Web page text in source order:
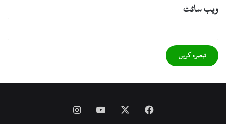
ویب‌ سائٹ
Facebook
YouTube
Instagram